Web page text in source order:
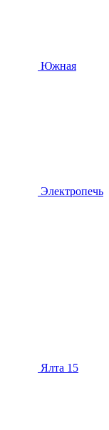
Южная
Электропечь
Ялта 15